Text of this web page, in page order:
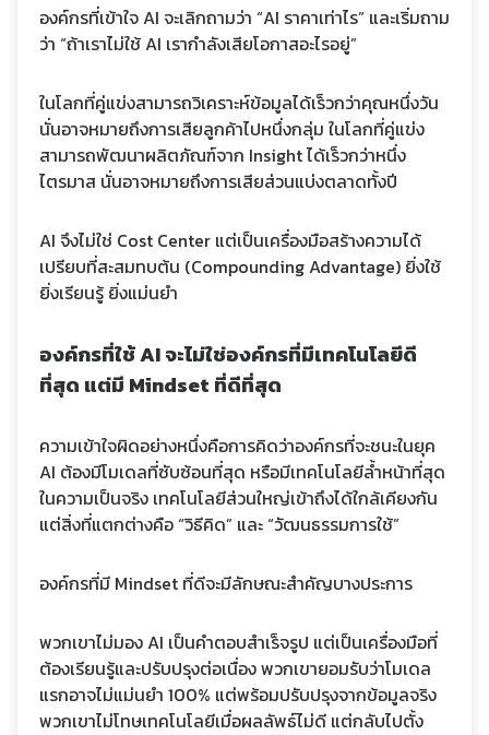
องค์กรที่เข้าใจ AI จะเลิกถามว่า “AI ราคาเท่าไร” และเริ่มถาม
ว่า “ถ้าเราไม่ใช้ AI เรากำลังเสียโอกาสอะไรอยู่”
ในโลกที่คู่แข่งสามารถวิเคราะห์ข้อมูลได้เร็วกว่าคุณหนึ่งวัน
นั่นอาจหมายถึงการเสียลูกค้าไปหนึ่งกลุ่ม ในโลกที่คู่แข่ง
สามารถพัฒนาผลิตภัณฑ์จาก Insight ได้เร็วกว่าหนึ่ง
ไตรมาส นั่นอาจหมายถึงการเสียส่วนแบ่งตลาดทั้งปี
AI จึงไม่ใช่ Cost Center แต่เป็นเครื่องมือสร้างความได้
เปรียบที่สะสมทบต้น (Compounding Advantage) ยิ่งใช้
ยิ่งเรียนรู้ ยิ่งแม่นยำ
องค์กรที่ใช้ AI จะไม่ใช่องค์กรที่มีเทคโนโลยีดี
ที่สุด แต่มี Mindset ที่ดีที่สุด
ความเข้าใจผิดอย่างหนึ่งคือการคิดว่าองค์กรที่จะชนะในยุค
AI ต้องมีโมเดลที่ซับซ้อนที่สุด หรือมีเทคโนโลยีล้ำหน้าที่สุด
ในความเป็นจริง เทคโนโลยีส่วนใหญ่เข้าถึงได้ใกล้เคียงกัน
แต่สิ่งที่แตกต่างคือ “วิธีคิด” และ “วัฒนธรรมการใช้”
องค์กรที่มี Mindset ที่ดีจะมีลักษณะสำคัญบางประการ
พวกเขาไม่มอง AI เป็นคำตอบสำเร็จรูป แต่เป็นเครื่องมือที่
ต้องเรียนรู้และปรับปรุงต่อเนื่อง พวกเขายอมรับว่าโมเดล
แรกอาจไม่แม่นยำ 100% แต่พร้อมปรับปรุงจากข้อมูลจริง
พวกเขาไม่โทษเทคโนโลยีเมื่อผลลัพธ์ไม่ดี แต่กลับไปตั้ง